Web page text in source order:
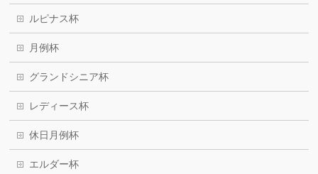
ルピナス杯
月例杯
グランドシニア杯
レディース杯
休日月例杯
エルダー杯